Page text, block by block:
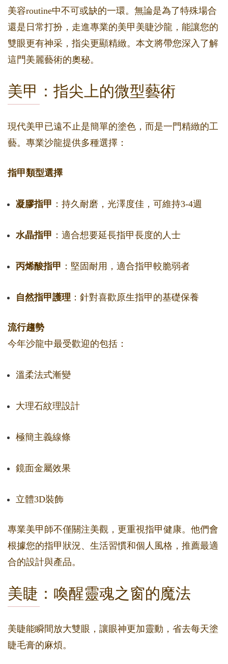
美容routine中不可或缺的一環。無論是為了特殊場合
還是日常打扮，走進專業的美甲美睫沙龍，能讓您的
雙眼更有神采，指尖更顯精緻。本文將帶您深入了解
這門美麗藝術的奧秘。
美甲：指尖上的微型藝術
現代美甲已遠不止是簡單的塗色，而是一門精緻的工
藝。專業沙龍提供多種選擇：
指甲類型選擇
凝膠指甲 ：持久耐磨，光澤度佳，可維持3-4週
水晶指甲 ：適合想要延長指甲長度的人士
丙烯酸指甲 ：堅固耐用，適合指甲較脆弱者
自然指甲護理 ：針對喜歡原生指甲的基礎保養
流行趨勢
今年沙龍中最受歡迎的包括：
溫柔法式漸變
大理石紋理設計
極簡主義線條
鏡面金屬效果
立體3D裝飾
專業美甲師不僅關注美觀，更重視指甲健康。他們會
根據您的指甲狀況、生活習慣和個人風格，推薦最適
合的設計與產品。
美睫：喚醒靈魂之窗的魔法
美睫能瞬間放大雙眼，讓眼神更加靈動，省去每天塗
睫毛膏的麻煩。